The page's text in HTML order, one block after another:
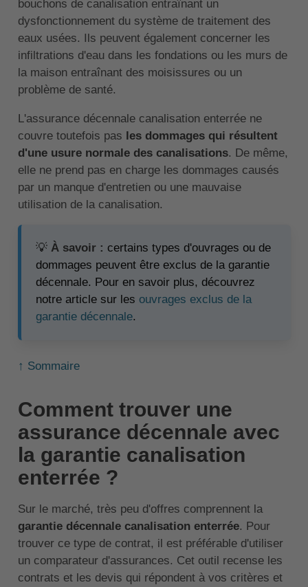
bouchons de canalisation entraînant un
dysfonctionnement du système de traitement des
eaux usées. Ils peuvent également concerner les
infiltrations d'eau dans les fondations ou les murs de
la maison entraînant des moisissures ou un
problème de santé.
L'assurance décennale canalisation enterrée ne
couvre toutefois pas les dommages qui résultent
d'une usure normale des canalisations. De même,
elle ne prend pas en charge les dommages causés
par un manque d'entretien ou une mauvaise
utilisation de la canalisation.
💡 À savoir : certains types d'ouvrages ou de
dommages peuvent être exclus de la garantie
décennale. Pour en savoir plus, découvrez
notre article sur les ouvrages exclus de la
garantie décennale.
↑ Sommaire
Comment trouver une
assurance décennale avec
la garantie canalisation
enterrée ?
Sur le marché, très peu d'offres comprennent la
garantie décennale canalisation enterrée. Pour
trouver ce type de contrat, il est préférable d'utiliser
un comparateur d'assurances. Cet outil recense les
contrats et les devis qui répondent à vos critères et